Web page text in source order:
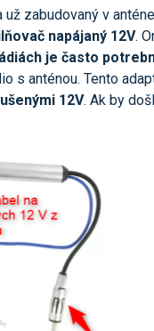
zabudovaný v
napájaný 12V.
je často
s anténou. Tento
12V. Ak by